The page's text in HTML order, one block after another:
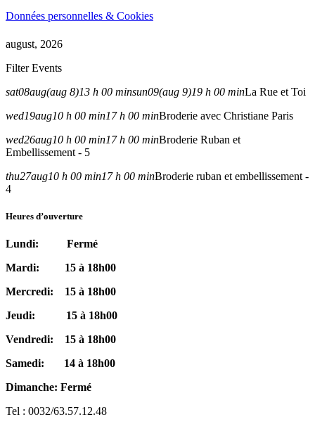
Données personnelles & Cookies
august, 2026
Filter Events
sat08aug(aug 8)13 h 00 minsun09(aug 9)19 h 00 minLa Rue et Toi
wed19aug10 h 00 min17 h 00 minBroderie avec Christiane Paris
wed26aug10 h 00 min17 h 00 minBroderie Ruban et
Embellissement - 5
thu27aug10 h 00 min17 h 00 minBroderie ruban et embellissement -
4
Heures d’ouverture
Lundi: Fermé
Mardi: 15 à 18h00
Mercredi: 15 à 18h00
Jeudi: 15 à 18h00
Vendredi: 15 à 18h00
Samedi: 14 à 18h00
Dimanche: Fermé
Tel : 0032/63.57.12.48